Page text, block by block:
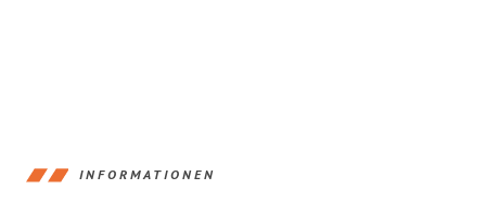
INFORMATIONEN